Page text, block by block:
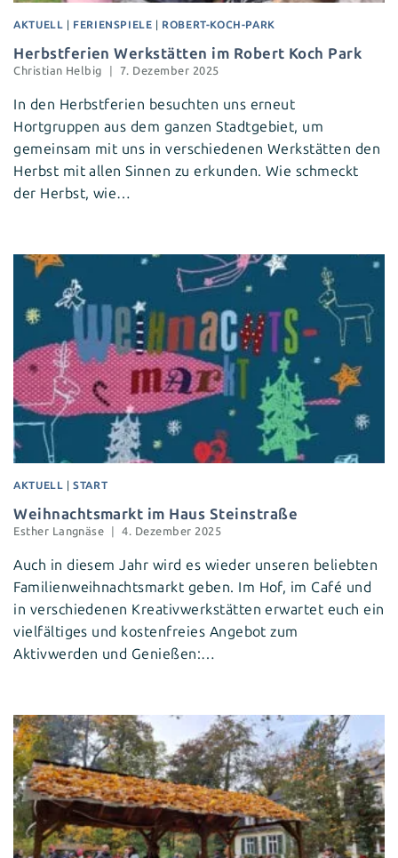
AKTUELL FERIENSPIELE ROBERT-KOCH-PARK
Herbstferien Werkstätten im Robert Koch Park
Christian Helbig 7. Dezember 2025
In den Herbstferien besuchten uns erneut
Hortgruppen aus dem ganzen Stadtgebiet, um
gemeinsam mit uns in verschiedenen Werkstätten den
Herbst mit allen Sinnen zu erkunden. Wie schmeckt
der Herbst, wie…
AKTUELL |START
Weihnachtsmarkt im Haus Steinstraße
Esther Langnäse 4. Dezember 2025
Auch in diesem Jahr wird es wieder unseren beliebten
Familienweihnachtsmarkt geben. Im Hof, im Café und
in verschiedenen Kreativwerkstätten erwartet euch ein
vielfältiges und kostenfreies Angebot zum
Aktivwerden und Genießen:…